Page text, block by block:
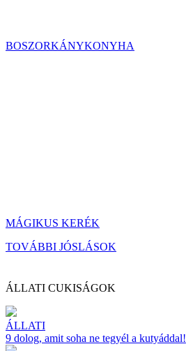
BOSZORKÁNYKONYHA
MÁGIKUS KERÉK
TOVÁBBI JÓSLÁSOK
ÁLLATI CUKISÁGOK
ÁLLATI
9 dolog, amit soha ne tegyél a kutyáddal!